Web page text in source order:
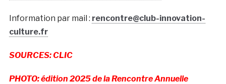
Information par mail : rencontre@club-innovation-
culture.fr
SOURCES: CLIC
PHOTO: édition 2025 de la Rencontre Annuelle